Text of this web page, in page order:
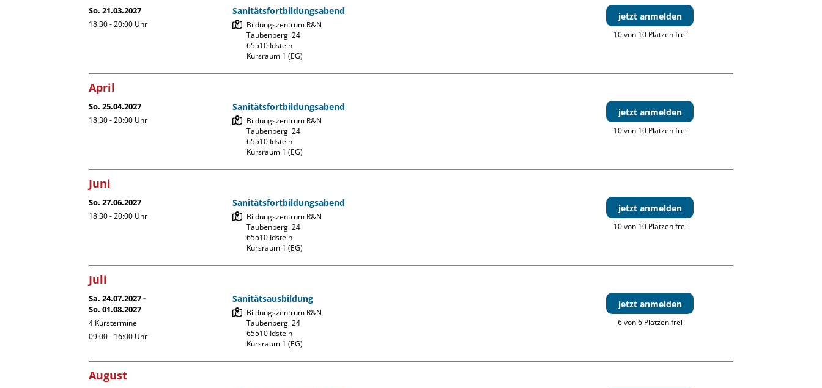
So. 21.03.2027
18:30 - 20:00 Uhr
Sanitätsfortbildungsabend
Bildungszentrum R&N
Taubenberg  24
65510 Idstein
Kursraum 1 (EG)
jetzt anmelden
10 von 10 Plätzen frei
April
So. 25.04.2027
18:30 - 20:00 Uhr
Sanitätsfortbildungsabend
Bildungszentrum R&N
Taubenberg  24
65510 Idstein
Kursraum 1 (EG)
jetzt anmelden
10 von 10 Plätzen frei
Juni
So. 27.06.2027
18:30 - 20:00 Uhr
Sanitätsfortbildungsabend
Bildungszentrum R&N
Taubenberg  24
65510 Idstein
Kursraum 1 (EG)
jetzt anmelden
10 von 10 Plätzen frei
Juli
Sa. 24.07.2027 -
So. 01.08.2027
4 Kurstermine
09:00 - 16:00 Uhr
Sanitätsausbildung
Bildungszentrum R&N
Taubenberg  24
65510 Idstein
Kursraum 1 (EG)
jetzt anmelden
6 von 6 Plätzen frei
August